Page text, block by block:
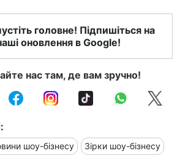
головне! Підпишіться на
оновлення в Google!
нас там, де вам зручно!
шоу-бізнесу Зірки шоу-бізнесу